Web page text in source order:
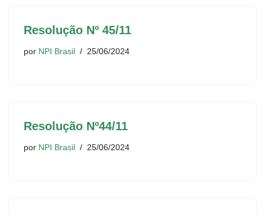
Resolução Nº 45/11
por NPI Brasil 25/06/2024
Resolução Nº44/11
por NPI Brasil 25/06/2024